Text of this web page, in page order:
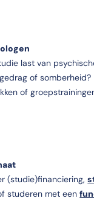
last van
of
of
(studie)financiering,
studeren met een